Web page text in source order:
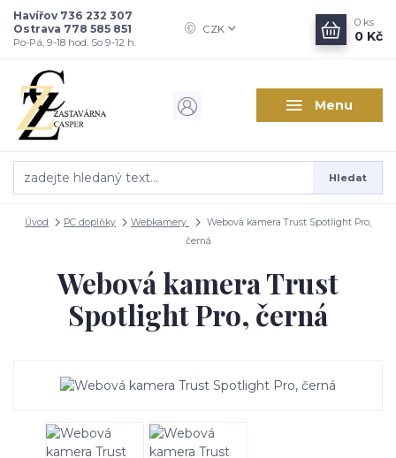
Menu
CZK
Hledat
Havířov 736 232 307
Ostrava 778 585 851
Po-Pá, 9-18 hod. So 9-12 h.
0 ks
0 Kč
Úvod PC doplňky Webkamery
Webová kamera Trust Spotlight Pro,
černá
Webová kamera Trust
Spotlight Pro, černá